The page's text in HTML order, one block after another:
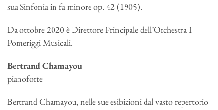
sua Sinfonia in fa minore op. 42 (1905).
Da ottobre 2020 è Direttore Principale dell’Orchestra I
Pomeriggi Musicali.
Bertrand Chamayou
pianoforte
Bertrand Chamayou, nelle sue esibizioni dal vasto repertorio